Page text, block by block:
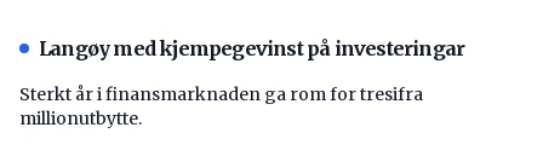
Langøy med kjempegevinst på investeringar
Sterkt år i finansmarknaden ga rom for tresifra
millionutbytte.